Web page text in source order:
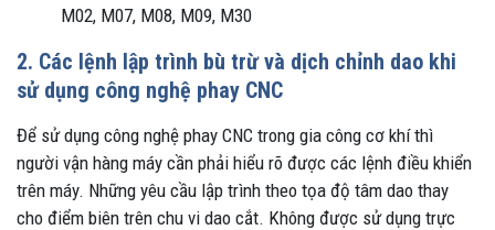
M02, M07, M08, M09, M30
2. Các lệnh lập trình bù trừ và dịch chỉnh dao khi
sử dụng công nghệ phay CNC
Để sử dụng công nghệ phay CNC trong gia công cơ khí thì
người vận hàng máy cần phải hiểu rõ được các lệnh điều khiển
trên máy. Những yêu cầu lập trình theo tọa độ tâm dao thay
cho điểm biên trên chu vi dao cắt. Không được sử dụng trực